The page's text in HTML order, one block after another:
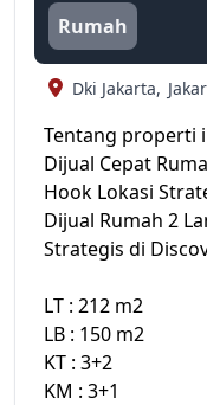
Rumah
Dki Jakarta,
Tentang properti
Dijual Cepat
Hook Lokasi
Dijual Rumah 2
Strategis di
LT : 212 m2
LB : 150 m2
KT : 3+2
KM : 3+1